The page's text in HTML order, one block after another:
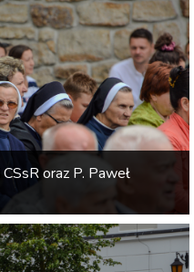
oraz P. Paweł